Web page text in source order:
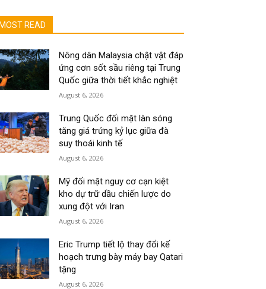
MOST READ
Nông dân Malaysia chật vật đáp
ứng cơn sốt sầu riêng tại Trung
Quốc giữa thời tiết khắc nghiệt
August 6, 2026
Trung Quốc đối mặt làn sóng
tăng giá trứng kỷ lục giữa đà
suy thoái kinh tế
August 6, 2026
Mỹ đối mặt nguy cơ cạn kiệt
kho dự trữ dầu chiến lược do
xung đột với Iran
August 6, 2026
Eric Trump tiết lộ thay đổi kế
hoạch trưng bày máy bay Qatari
tặng
August 6, 2026